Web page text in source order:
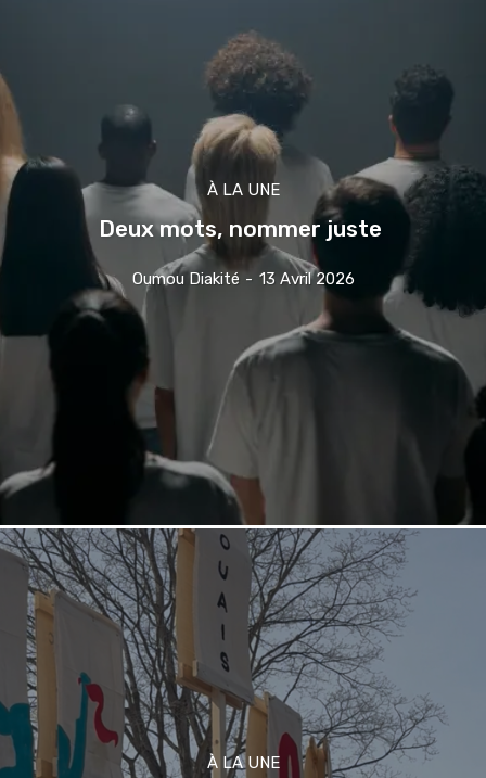
À LA UNE
Deux mots, nommer juste
Oumou Diakité - 13 Avril 2026
À LA UNE